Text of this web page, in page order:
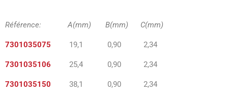
Référence: A(mm) B(mm) C(mm)
7301035075 19,1 0,90 2,34
7301035106 25,4 0,90 2,34
7301035150 38,1 0,90 2,34